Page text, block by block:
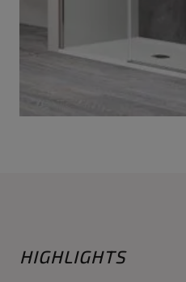
HIGHLIGHTS